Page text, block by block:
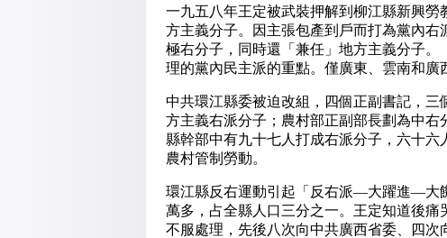
一九五八年王定被武裝押解到柳江縣新興
方主義分子。因主張包產到戶而打為黨內
極右分子，同時還「兼任」地方主義分子
理的黨內民主派的重點。僅廣東、雲南和廣
中共環江縣委被迫改組，四個正副書記，
方主義右派分子；農村部正副部長劃為中
縣幹部中有九十七人打成右派分子，六十
農村管制勞動。
環江縣反右運動引起「反右派—大躍進—大
萬多，占全縣人口三分之一。王定知道後
不服處理，先後八次向中共廣西省委、四